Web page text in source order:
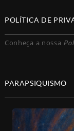
POLÍTICA DE
Conheça a nossa
PARAPSIQUISMO